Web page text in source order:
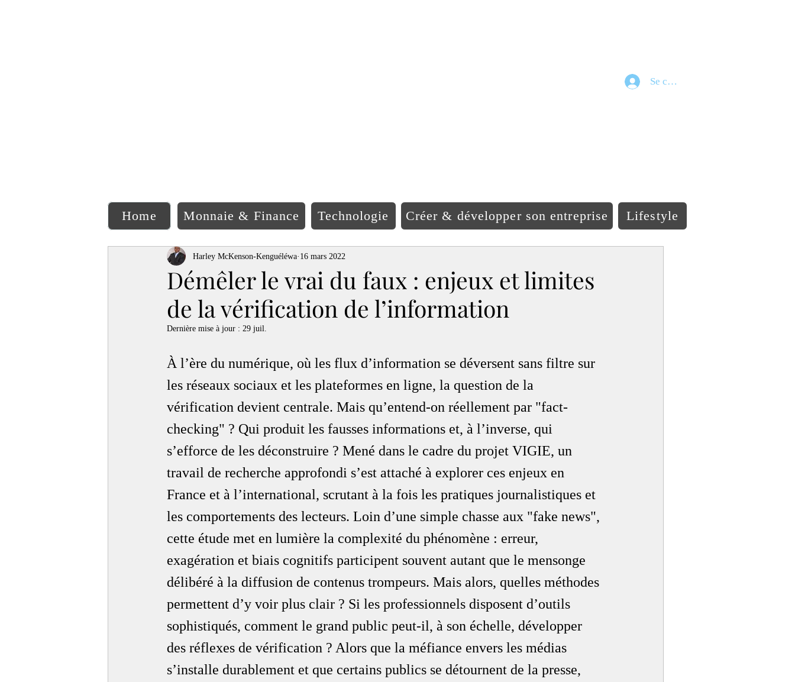
Se connecter
Home Monnaie & Finance Technologie Créer & développer son entreprise Lifestyle
Démêler le vrai du faux : enjeux et limites
de la vérification de l’information
Harley McKenson-Kenguéléwa 16 mars 2022
Dernière mise à jour : 29 juil.
À l’ère du numérique, où les flux d’information se déversent sans filtre sur
les réseaux sociaux et les plateformes en ligne, la question de la
vérification devient centrale. Mais qu’entend-on réellement par "fact-
checking" ? Qui produit les fausses informations et, à l’inverse, qui
s’efforce de les déconstruire ? Mené dans le cadre du projet VIGIE, un
travail de recherche approfondi s’est attaché à explorer ces enjeux en
France et à l’international, scrutant à la fois les pratiques journalistiques et
les comportements des lecteurs. Loin d’une simple chasse aux "fake news",
cette étude met en lumière la complexité du phénomène : erreur,
exagération et biais cognitifs participent souvent autant que le mensonge
délibéré à la diffusion de contenus trompeurs. Mais alors, quelles méthodes
permettent d’y voir plus clair ? Si les professionnels disposent d’outils
sophistiqués, comment le grand public peut-il, à son échelle, développer
des réflexes de vérification ? Alors que la méfiance envers les médias
s’installe durablement et que certains publics se détournent de la presse,